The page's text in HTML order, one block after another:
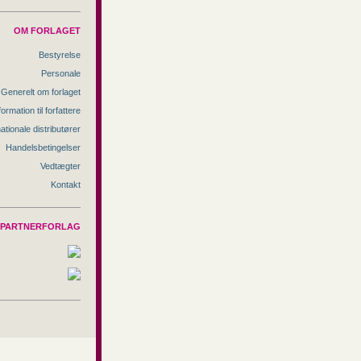
OM FORLAGET
Bestyrelse
Personale
Generelt om forlaget
til forfattere
distributører
Handelsbetingelser
Vedtægter
Kontakt
PARTNERFORLAG